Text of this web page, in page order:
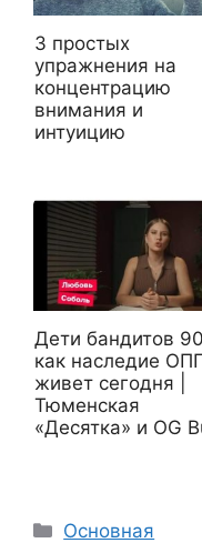
3 простых
упражнения на
концентрацию
внимания и
интуицию
Дети бандитов
как наследие ОПГ
живет сегодня |
Тюменская
«Десятка» и OG
Рубрики
Основная